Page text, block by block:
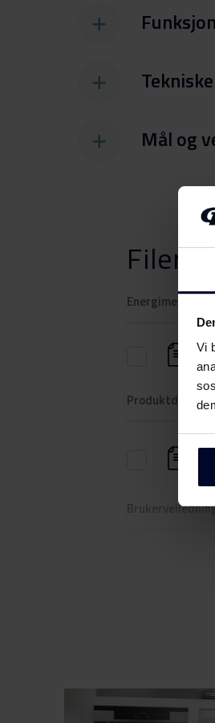
Vi
Mål og
Filer
Energimerking